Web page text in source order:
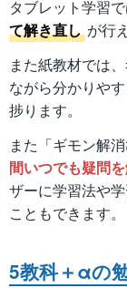
タブレット学習
て解き直し が行
また紙教材では
ながら分かりや
捗ります。
また「ギモン解
間いつでも疑問
ザーに学習法や
こともできます。
5教科＋αの